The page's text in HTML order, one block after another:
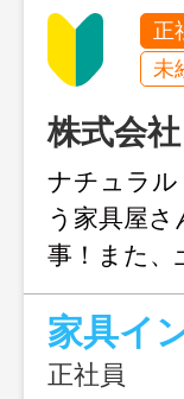
正
未
株式会
ナチュラ
う家具屋
事！また、
リア好き
家具イ
正社員